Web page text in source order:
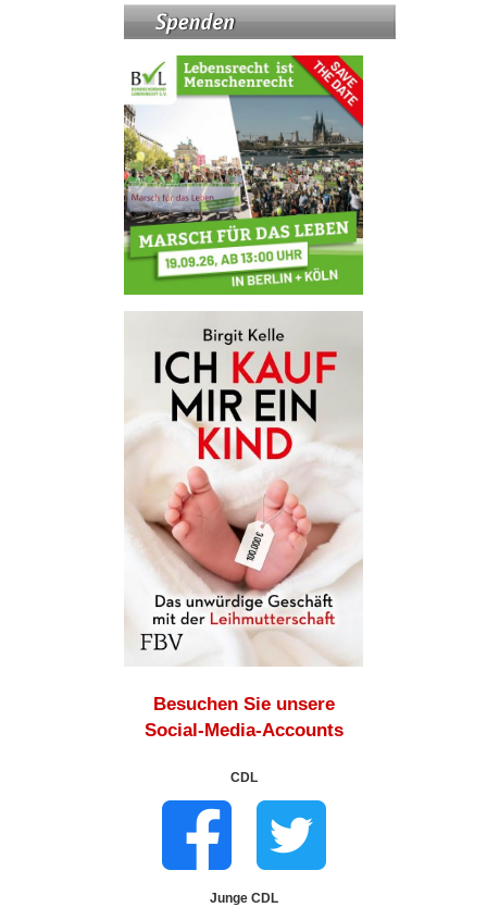
Besuchen Sie unsere
Social-Media-Accounts
CDL
Junge CDL